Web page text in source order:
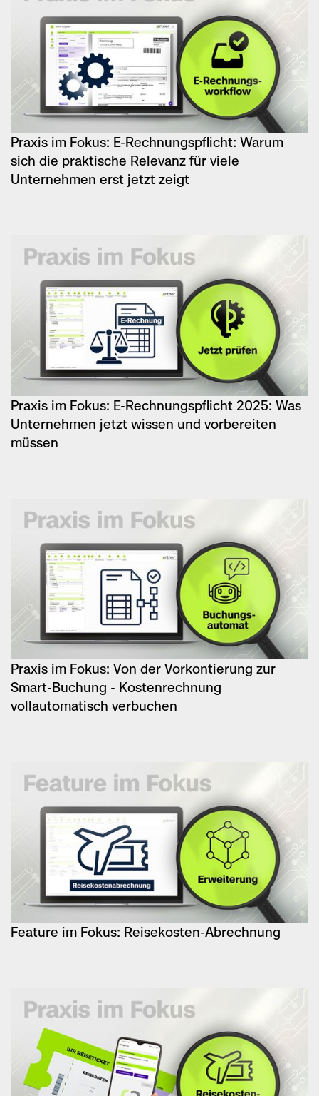
Praxis im Fokus: E-Rechnungspflicht: Warum
sich die praktische Relevanz für viele
Unternehmen erst jetzt zeigt
Praxis im Fokus: E-Rechnungspflicht 2025: Was
Unternehmen jetzt wissen und vorbereiten
müssen
Praxis im Fokus: Von der Vorkontierung zur
Smart-Buchung - Kostenrechnung
vollautomatisch verbuchen
Feature im Fokus: Reisekosten-Abrechnung